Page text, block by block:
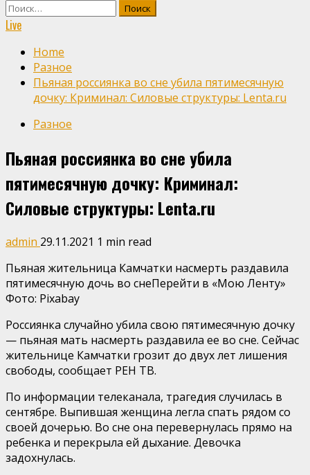
Найти:
Live
Home
Разное
Пьяная россиянка во сне убила пятимесячную
дочку: Криминал: Силовые структуры: Lenta.ru
Разное
Пьяная россиянка во сне убила
пятимесячную дочку: Криминал:
Силовые структуры: Lenta.ru
admin 29.11.2021 1 min read
Пьяная жительница Камчатки насмерть раздавила
пятимесячную дочь во снеПерейти в «Мою Ленту»
Фото: Pixabay
Россиянка случайно убила свою пятимесячную дочку
— пьяная мать насмерть раздавила ее во сне. Сейчас
жительнице Камчатки грозит до двух лет лишения
свободы, сообщает РЕН ТВ.
По информации телеканала, трагедия случилась в
сентябре. Выпившая женщина легла спать рядом со
своей дочерью. Во сне она перевернулась прямо на
ребенка и перекрыла ей дыхание. Девочка
задохнулась.